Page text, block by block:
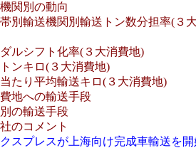
の動向
機関別輸送トン数分担率(３大
フト化率(３大消費地)
ロ(３大消費地)
均輸送キロ(３大消費地)
の輸送手段
送手段
メント
スプレスが上海向け完成車輸送を開